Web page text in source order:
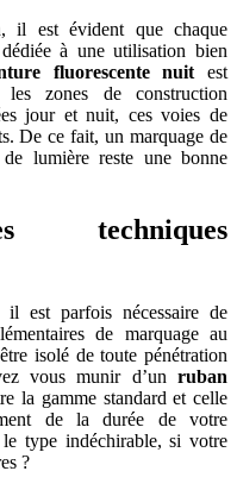
il est évident que chaque
à une utilisation bien
fluorescente nuit est
zones de construction
jour et nuit, ces voies de
De ce fait, un marquage de
de lumière reste une bonne
techniques
est parfois nécessaire de
de marquage au
isolé de toute pénétration
vous munir d’un ruban
la gamme standard et celle
de la durée de votre
type indéchirable, si votre
?